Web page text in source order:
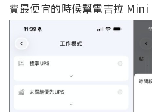
費最便宜的時候幫電吉拉 Mini